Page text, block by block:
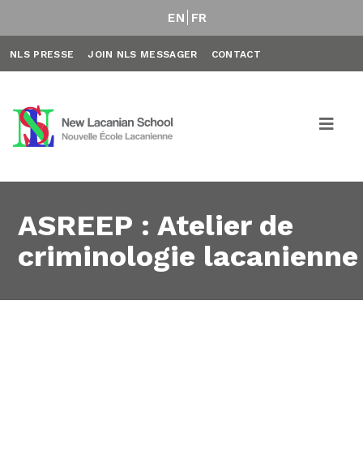
EN FR
NLS PRESSE JOIN NLS MESSAGER CONTACT
ASREEP : Atelier de
criminologie lacanienne